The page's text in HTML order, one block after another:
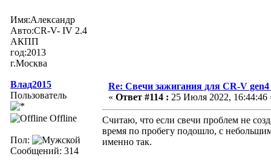
Имя:Александр
Авто:CR-V- IV 2.4
АКПП
год:2013
г.Москва
Влад2015
Пользователь
Offline
Пол:
Сообщений: 314
Re: Свечи зажигания для CR-V
« Ответ #114 : 25 Июля 2022, 16:44:46
Считаю, что если свечи проблем не
время по пробегу подошло, с
именно так.